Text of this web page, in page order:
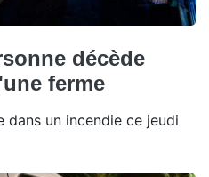
décède
ferme
dans un incendie ce jeudi